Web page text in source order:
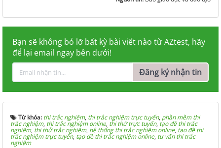
Bạn sẽ không bỏ lỡ bất kỳ bài viết nào từ AZtest, hãy
để lại email ngay bên dưới!
Đăng ký nhận tin
Từ khóa: thi trắc nghiệm, thi trắc nghiệm trực tuyến, phần mềm thi
trắc nghiệm, thi trắc nghiệm online, thi thử trực tuyến, tạo đề thi trắc
nghiệm, thi thử trắc nghiệm, hệ thống thi trắc nghiệm online, tạo đề thi
trắc nghiệm trực tuyến, tạo đề thi trắc nghiệm online, tư vấn thi trắc
nghiệm